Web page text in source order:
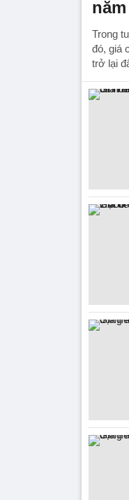
năm
Trong
đó, giá
trở lại